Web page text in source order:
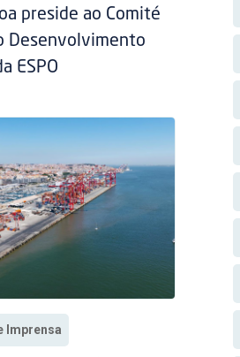
preside ao Comité
Desenvolvimento
ESPO
Imprensa